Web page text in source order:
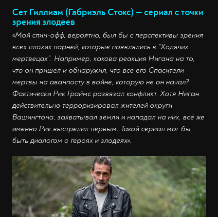
Сет Гиллиам (Габриэль Стокс) — сериал с точки
зрения злодеев
«Мой спин-офф, вероятно, был бы с перспективы зрения
всех плохих парней, которые появлялись в “Ходячих
мертвецах”. Например, какова реакция Нигана на то,
что он пришёл и обнаружил, что все его Спасители
мертвы на аванпосту в войне, которую не он начал?
Фактически Рик Граймс развязал конфликт. Хотя Ниган
действительно терроризировал жителей округи
Вашингтона, захватывал земли и нападал на них, всё же
именно Рик выстрелил первым. Такой сериал мог бы
быть диалогом о героях и злодеях».